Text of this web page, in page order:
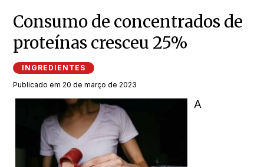
Consumo de concentrados de
proteínas cresceu 25%
INGREDIENTES
Publicado em 20 de março de 2023
A